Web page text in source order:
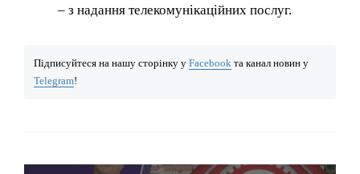
– з надання телекомунікаційних послуг.
Підписуйтеся на нашу сторінку у Facebook та канал новин у
Telegram!